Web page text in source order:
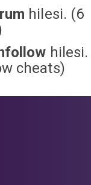
hilesi. (6
hilesi.
cheats)